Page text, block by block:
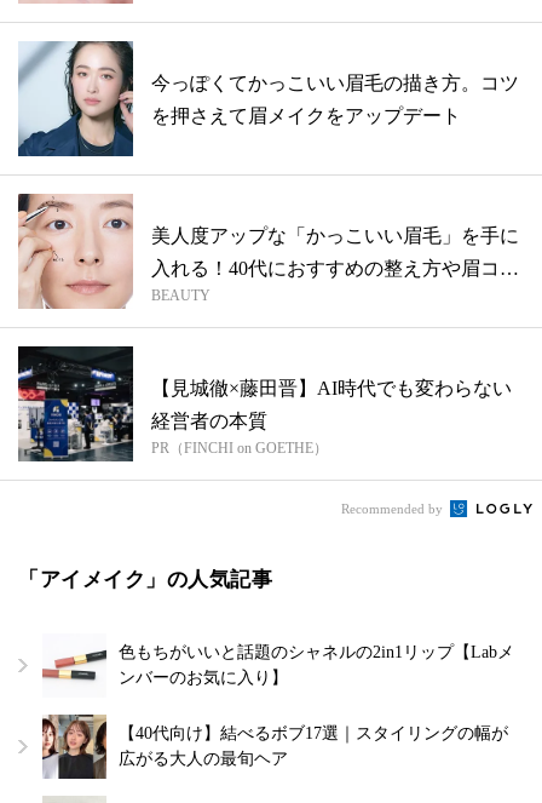
今っぽくてかっこいい眉毛の描き方。コツ
を押さえて眉メイクをアップデート
美人度アップな「かっこいい眉毛」を手に
入れる！40代におすすめの整え方や眉コス
メ...
BEAUTY
【見城徹×藤田晋】AI時代でも変わらない
経営者の本質
PR（FINCHI on GOETHE）
Recommended by
「アイメイク」の人気記事
色もちがいいと話題のシャネルの2in1リップ【Labメ
ンバーのお気に入り】
【40代向け】結べるボブ17選｜スタイリングの幅が
広がる大人の最旬ヘア